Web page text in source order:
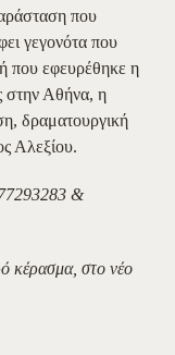
που
γεγονότα που
που εφευρέθηκε η
στην Αθήνα, η
δραματουργική
Αλεξίου.
&
κέρασμα, στο νέο